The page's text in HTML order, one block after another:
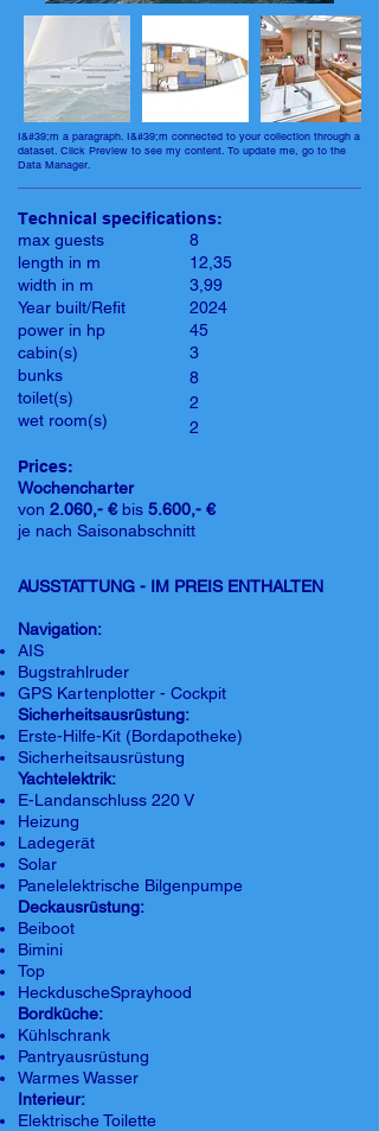
I&#39;m a paragraph. I&#39;m connected to your collection through a
dataset. Click Preview to see my content. To update me, go to the
Data Manager.
Technical specifications:
max guests
length in m
width in m
Year built/Refit
power in hp
cabin(s)
bunks
toilet(s)
wet room(s)
8
12,35
3,99
2024
45
3
8
2
2
Prices:
Wochencharter
von 2.060,- € bis 5.600,- €
je nach Saisonabschnitt
AUSSTATTUNG - IM PREIS ENTHALTEN
Navigation:
AIS
Bugstrahlruder
GPS Kartenplotter - Cockpit
Sicherheitsausrüstung:
Erste-Hilfe-Kit (Bordapotheke)
Sicherheitsausrüstung
Yachtelektrik:
E-Landanschluss 220 V
Heizung
Ladegerät
Solar
Panelelektrische Bilgenpumpe
Deckausrüstung:
Beiboot
Bimini
Top
HeckduscheSprayhood
Bordküche:
Kühlschrank
Pantryausrüstung
Warmes Wasser
Interieur:
Elektrische Toilette